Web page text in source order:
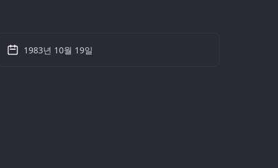
1983년 10월 19일